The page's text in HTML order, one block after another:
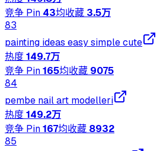
竞争 Pin 43均收藏 3.5万
83
painting ideas easy simple cute
热度149.7万
竞争 Pin165均收藏 9075
84
pembe nail art modelleri
热度149.2万
竞争 Pin167均收藏 8932
85